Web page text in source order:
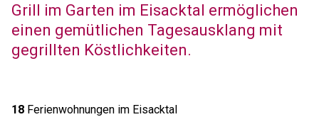
Grill im Garten im Eisacktal ermöglichen
einen gemütlichen Tagesausklang mit
gegrillten Köstlichkeiten.
18Ferienwohnungen im Eisacktal